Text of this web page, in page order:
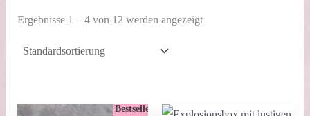
Ergebnisse 1 – 4 von 12 werden angezeigt
Bestseller